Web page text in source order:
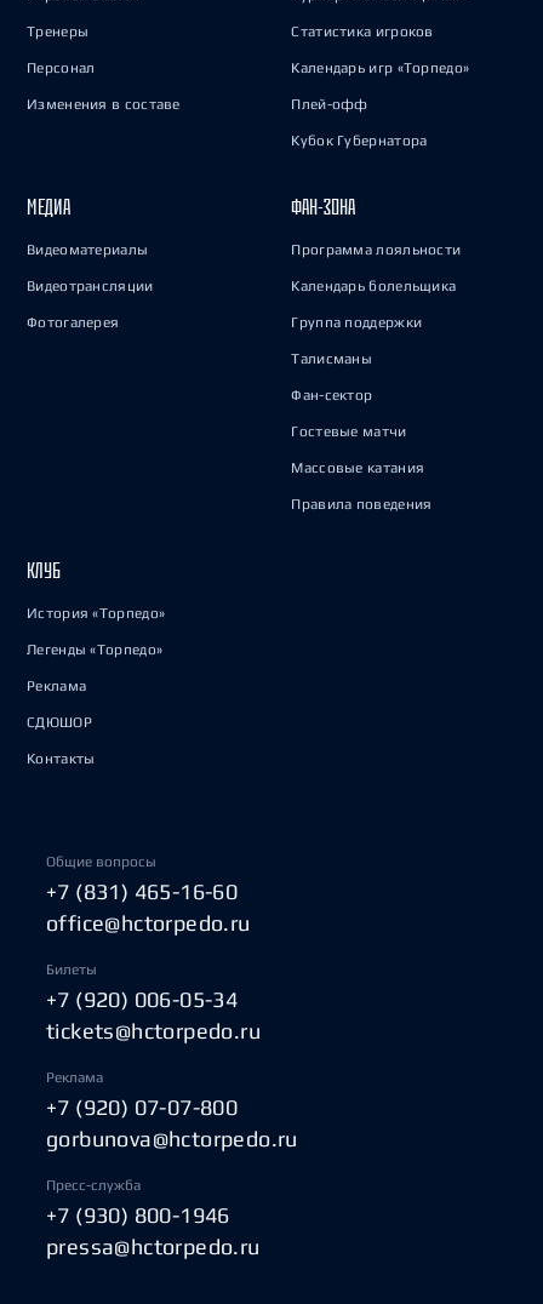
Тренеры
Персонал
Изменения в составе
Статистика игроков
Календарь игр «Торпедо»
Плей-офф
Кубок Губернатора
МЕДИА
Видеоматериалы
Видеотрансляции
Фотогалерея
ФАН-ЗОНА
Программа лояльности
Календарь болельщика
Группа поддержки
Талисманы
Фан-сектор
Гостевые матчи
Массовые катания
Правила поведения
КЛУБ
История «Торпедо»
Легенды «Торпедо»
Реклама
СДЮШОР
Контакты
Общие вопросы
+7 (831) 465-16-60
office@hctorpedo.ru
Билеты
+7 (920) 006-05-34
tickets@hctorpedo.ru
Реклама
+7 (920) 07-07-800
gorbunova@hctorpedo.ru
Пресс-служба
+7 (930) 800-1946
pressa@hctorpedo.ru